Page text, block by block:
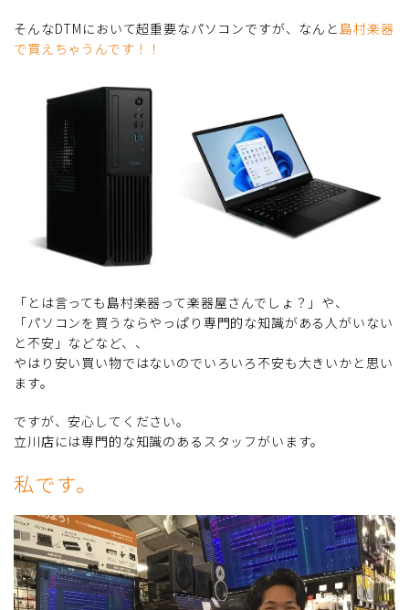
そんなDTMにおいて超重要なパソコンですが、なんと 島村楽器
で買えちゃうんです！！
「とは言っても島村楽器って楽器屋さんでしょ？」や、
「パソコンを買うならやっぱり専門的な知識がある人がいない
と不安」などなど、、
やはり安い買い物ではないのでいろいろ不安も大きいかと思い
ます。
ですが、安心してください。
立川店には専門的な知識のあるスタッフがいます。
私です。